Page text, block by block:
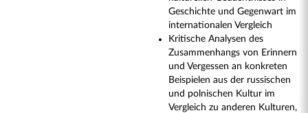
Geschichte und Gegenwart im
internationalen Vergleich
Kritische Analysen des
Zusammenhangs von Erinnern
und Vergessen an konkreten
Beispielen aus der russischen
und polnischen Kultur im
Vergleich zu anderen Kulturen,